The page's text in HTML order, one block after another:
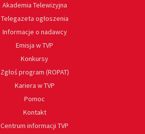
Akademia Telewizyjna
Telegazeta ogłoszenia
Informacje o nadawcy
Emisja w TVP
Konkursy
Zgłoś program (ROPAT)
Kariera w TVP
Pomoc
Kontakt
Centrum informacji TVP